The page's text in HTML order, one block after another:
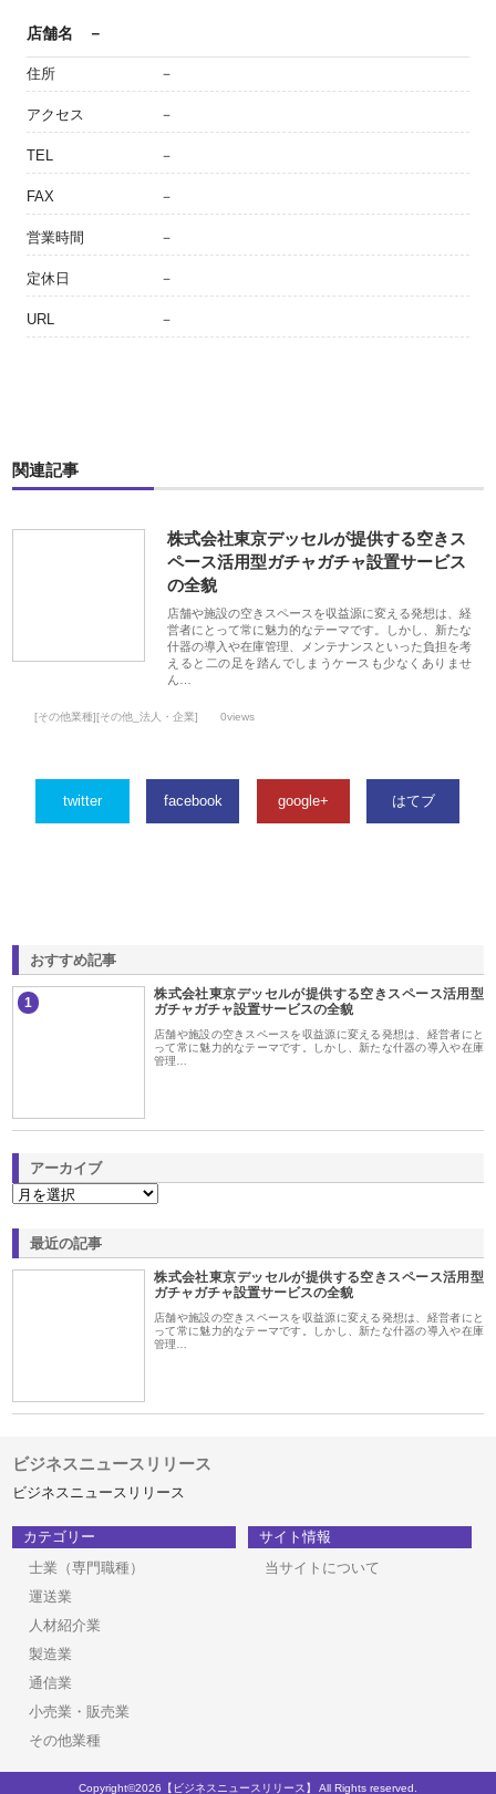
店舗名 －
住所 －
アクセス －
TEL －
FAX －
営業時間 －
定休日 －
URL －
関連記事
株式会社東京デッセルが提供する空きス
ペース活用型ガチャガチャ設置サービス
の全貌
店舗や施設の空きスペースを収益源に変える発想は、経
営者にとって常に魅力的なテーマです。しかし、新たな
什器の導入や在庫管理、メンテナンスといった負担を考
えると二の足を踏んでしまうケースも少なくありませ
ん…
[その他業種][その他_法人・企業] 0views
twitter facebook google+ はてブ
おすすめ記事
1
株式会社東京デッセルが提供する空きスペース活用型
ガチャガチャ設置サービスの全貌
店舗や施設の空きスペースを収益源に変える発想は、経営者にと
って常に魅力的なテーマです。しかし、新たな什器の導入や在庫
管理…
アーカイブ
最近の記事
株式会社東京デッセルが提供する空きスペース活用型
ガチャガチャ設置サービスの全貌
店舗や施設の空きスペースを収益源に変える発想は、経営者にと
って常に魅力的なテーマです。しかし、新たな什器の導入や在庫
管理…
ビジネスニュースリリース
ビジネスニュースリリース
カテゴリー
士業（専門職種）
運送業
人材紹介業
製造業
通信業
小売業・販売業
その他業種
サイト情報
当サイトについて
Copyright©2026【ビジネスニュースリリース】 All Rights reserved.